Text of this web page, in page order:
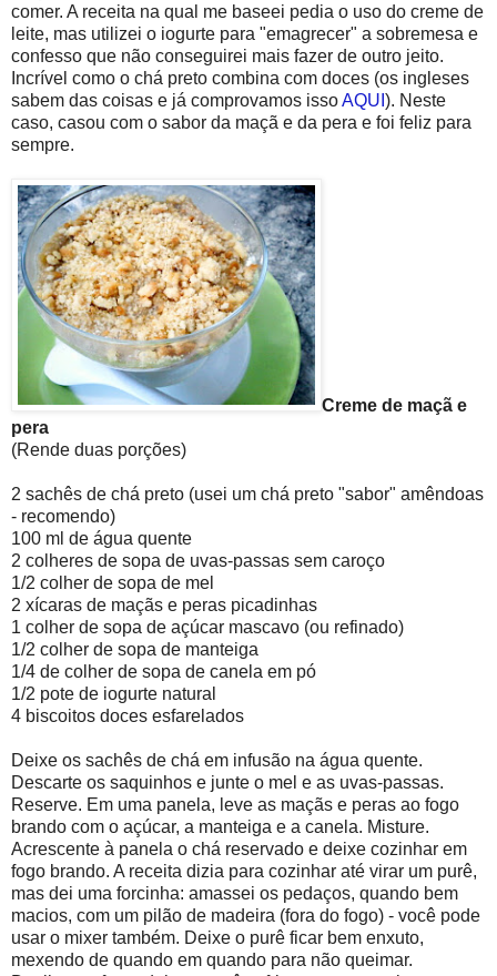
comer. A receita na qual me baseei pedia o uso do creme de
leite, mas utilizei o iogurte para "emagrecer" a sobremesa e
confesso que não conseguirei mais fazer de outro jeito.
Incrível como o chá preto combina com doces (os ingleses
sabem das coisas e já comprovamos issoAQUI ). Neste
caso, casou com o sabor da maçã e da pera e foi feliz para
sempre.
Creme de maçã e
pera
(Rende duas porções)
2 sachês de chá preto (usei um chá preto "sabor" amêndoas
- recomendo)
100 ml de água quente
2 colheres de sopa de uvas-passas sem caroço
1/2 colher de sopa de mel
2 xícaras de maçãs e peras picadinhas
1 colher de sopa de açúcar mascavo (ou refinado)
1/2 colher de sopa de manteiga
1/4 de colher de sopa de canela em pó
1/2 pote de iogurte natural
4 biscoitos doces esfarelados
Deixe os sachês de chá em infusão na água quente.
Descarte os saquinhos e junte o mel e as uvas-passas.
Reserve. Em uma panela, leve as maçãs e peras ao fogo
brando com o açúcar, a manteiga e a canela. Misture.
Acrescente à panela o chá reservado e deixe cozinhar em
fogo brando. A receita dizia para cozinhar até virar um purê,
mas dei uma forcinha: amassei os pedaços, quando bem
macios, com um pilão de madeira (fora do fogo) - você pode
usar o mixer também. Deixe o purê ficar bem enxuto,
mexendo de quando em quando para não queimar.